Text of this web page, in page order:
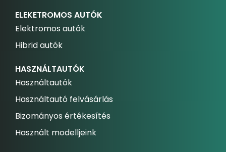
ELEKETROMOS AUTÓK
Elektromos autók
Hibrid autók
HASZNÁLTAUTÓK
Használtautók
Használtautó felvásárlás
Bizományos értékesítés
Használt modelljeink